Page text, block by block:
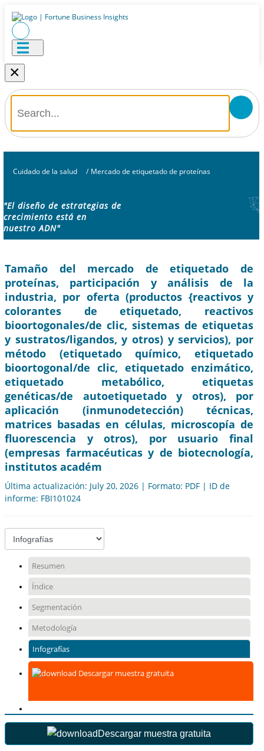
×
Cuidado de la salud / Mercado de etiquetado de proteínas
"El diseño de estrategias de
crecimiento está en
nuestro ADN"
Tamaño del mercado de etiquetado de
proteínas, participación y análisis de la
industria, por oferta (productos {reactivos y
colorantes de etiquetado, reactivos
bioortogonales/de clic, sistemas de etiquetas
y sustratos/ligandos, y otros) y servicios), por
método (etiquetado químico, etiquetado
bioortogonal/de clic, etiquetado enzimático,
etiquetado metabólico, etiquetas
genéticas/de autoetiquetado y otros), por
aplicación (inmunodetección) técnicas,
matrices basadas en células, microscopía de
fluorescencia y otros), por usuario final
(empresas farmacéuticas y de biotecnología,
institutos académ
Última actualización: July 20, 2026 | Formato: PDF | ID de
informe: FBI101024
Resumen
Índice
Segmentación
Metodología
Infografías
Descargar muestra gratuita
Descargar muestra gratuita